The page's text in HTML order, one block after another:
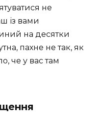
не
із вами
на десятки
пахне не так, як
че у вас там